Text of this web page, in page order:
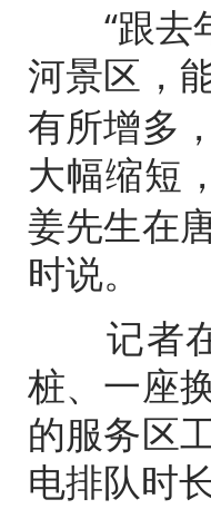
“跟去年
河景区，
有所增多
大幅缩短
姜先生在
时说。
记者在
桩、一座
的服务区
电排队时